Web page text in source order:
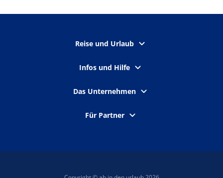
Reise und Urlaub
Infos und Hilfe
Das Unternehmen
Für Partner